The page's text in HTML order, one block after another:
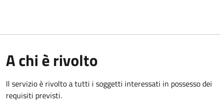
A chi è rivolto
Il servizio è rivolto a tutti i soggetti interessati in possesso dei
requisiti previsti.